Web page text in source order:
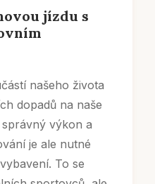
jízdu s
našeho života
dopadů na naše
výkon a
je ale nutné
To se